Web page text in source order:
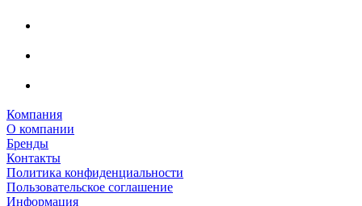
Компания
О компании
Бренды
Контакты
Политика конфиденциальности
Пользовательское соглашение
Информация